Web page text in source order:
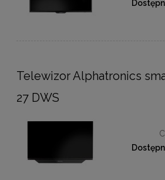
Telewizor Alphatronics
27 DWS